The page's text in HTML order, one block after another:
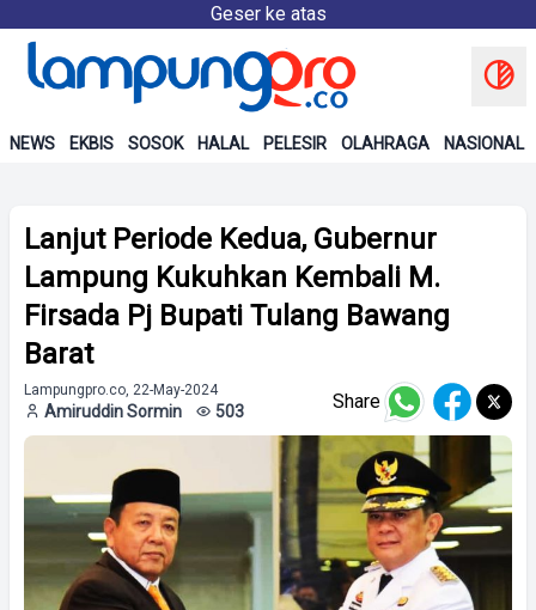
Geser ke atas
NEWS EKBIS SOSOK HALAL PELESIR OLAHRAGA NASIONAL
Lanjut Periode Kedua, Gubernur
Lampung Kukuhkan Kembali M.
Firsada Pj Bupati Tulang Bawang
Barat
Lampungpro.co, 22-May-2024
Amiruddin Sormin 503 Share